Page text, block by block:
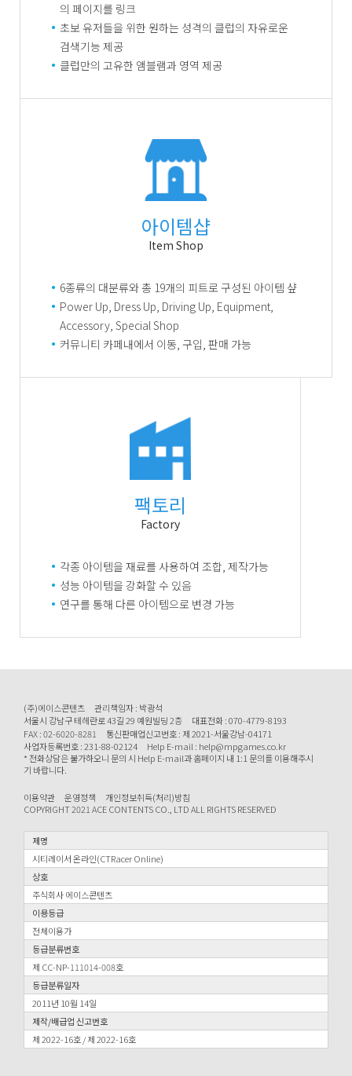
의 페이지를 링크
초보 유저들을 위한 원하는 성격의 클럽의 자유로운
검색기능 제공
클럽만의 고유한 앰블램과 영역 제공
아이템샵
Item Shop
6종류의 대분류와 총 19개의 피트로 구성된 아이템 샾
Power Up, Dress Up, Driving Up, Equipment,
Accessory, Special Shop
커뮤니티 카페내에서 이동, 구입, 판매 가능
팩토리
Factory
각종 아이템을 재료를 사용하여 조합, 제작가능
성능 아이템을 강화할 수 있음
연구를 통해 다른 아이템으로 변경 가능
(주)에이스콘텐츠
관리책임자 : 박광석
서울시 강남구 테헤란로 43길 29 예원빌딩 2층
대표전화 : 070-4779-8193
FAX : 02-6020-8281
통신판매업신고번호 : 제 2021-서울강남-04171
사업자등록번호 : 231-88-02124
Help E-mail : help@mpgames.co.kr
* 전화상담은 불가하오니 문의 시 Help E-mail과 홈페이지 내 1:1 문의를 이용해주시
기 바랍니다.
이용약관 운영정책
개인정보취득(처리)방침
COPYRIGHT 2021 ACE CONTENTS CO., LTD ALL RIGHTS RESERVED
제명
시티레이서 온라인(CTRacer Online)
상호
주식회사 에이스콘텐츠
이용등급
전체이용가
등급분류번호
제 CC-NP-111014-008호
등급분류일자
2011년 10월 14일
제작/배급업 신고번호
제 2022-16호 / 제 2022-16호